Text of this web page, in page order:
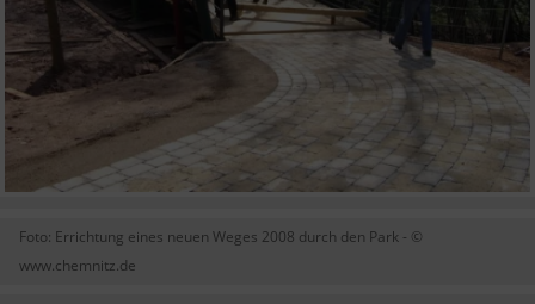
Foto: Errichtung eines neuen Weges 2008 durch den Park - ©
www.chemnitz.de